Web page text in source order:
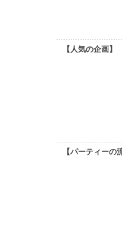
【人気の企画】
【パーティーの